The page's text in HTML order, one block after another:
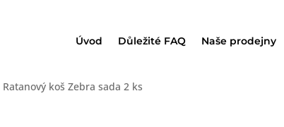
Úvod Důležité FAQ Naše prodejny
Ratanový koš Zebra sada 2 ks